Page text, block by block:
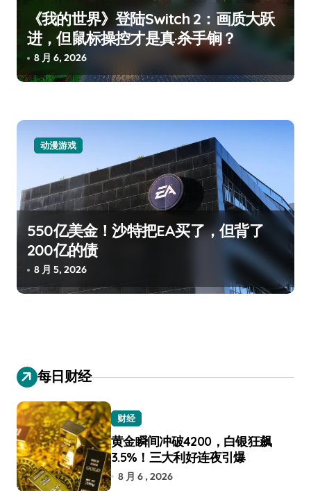
《我的世界》登陆Switch 2：画质大跃
进，但鼠标操控才是真·杀手锏？
8 月 6, 2026
动漫游戏
550亿美金！沙特把EA买了，但背了
200亿的债
8 月 5, 2026
每日财经
财经
黄金瞬间冲破4200，白银狂飙
3.5%！三大利好连夜引爆
8 月 6 , 2026